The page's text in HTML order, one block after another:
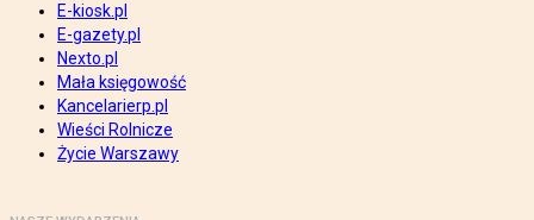
E-kiosk.pl
E-gazety.pl
Nexto.pl
Mała księgowość
Kancelarierp.pl
Wieści Rolnicze
Życie Warszawy